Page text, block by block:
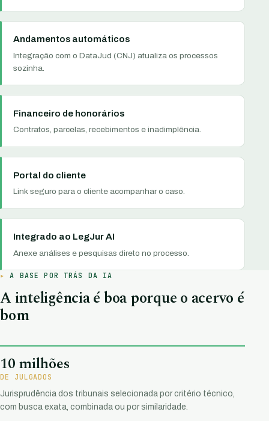
Andamentos automáticos
Integração com o DataJud (CNJ) atualiza os processos
sozinha.
Financeiro de honorários
Contratos, parcelas, recebimentos e inadimplência.
Portal do cliente
Link seguro para o cliente acompanhar o caso.
Integrado ao LegJur AI
Anexe análises e pesquisas direto no processo.
A BASE POR TRÁS DA IA
A inteligência é boa porque o acervo é
bom
10 milhões
DE JULGADOS
Jurisprudência dos tribunais selecionada por critério técnico,
com busca exata, combinada ou por similaridade.